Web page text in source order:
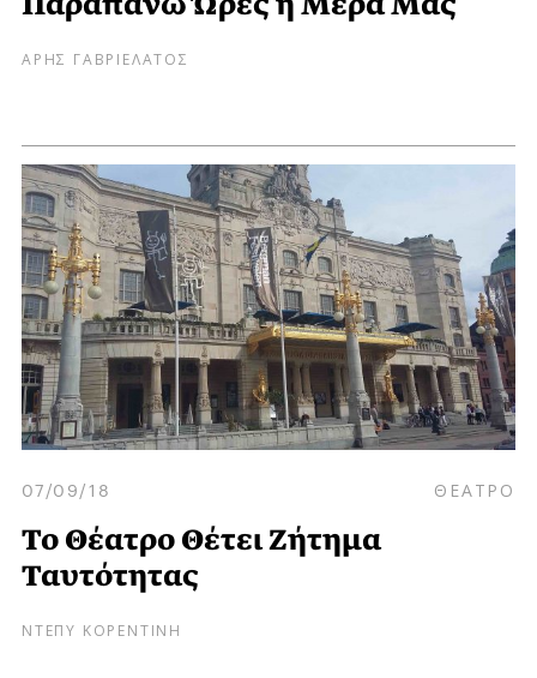
ΑΡΗΣ ΓΑΒΡΙΕΛΑΤΟΣ
07/09/18 ΘΕΑΤΡΟ
Το Θέατρο Θέτει Ζήτημα
Ταυτότητας
ΝΤΕΠΥ ΚΟΡΕΝΤΙΝΗ